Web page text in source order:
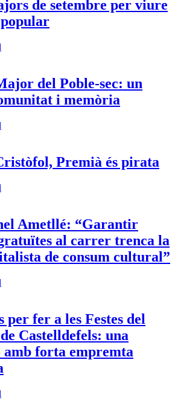
de setembre per viure
del Poble-sec: un
i memòria
Premià és pirata
Ametllé: “Garantir
al carrer trenca la
de consum cultural”
per fer a les Festes del
Castelldefels: una
amb forta empremta